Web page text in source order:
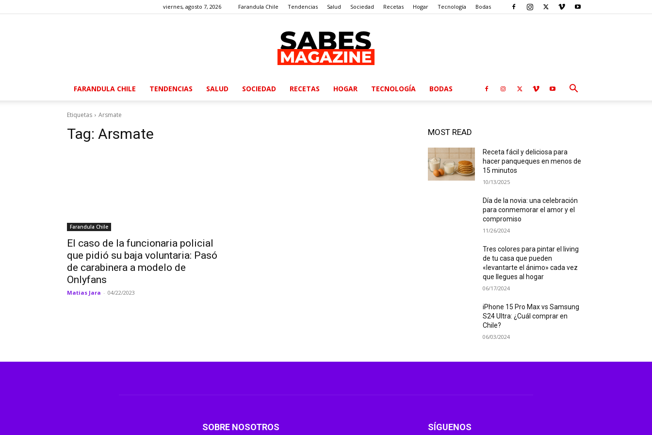
viernes, agosto 7, 2026 Farandula Chile Tendencias Salud Sociedad Recetas Hogar Tecnología Bodas
FARANDULA CHILE TENDENCIAS SALUD SOCIEDAD RECETAS HOGAR TECNOLOGÍA BODAS
Etiquetas Arsmate
Tag: Arsmate
Farandula Chile
El caso de la funcionaria policial
que pidió su baja voluntaria: Pasó
de carabinera a modelo de
Onlyfans
Matias Jara - 04/22/2023
MOST READ
Receta fácil y deliciosa para
hacer panqueques en menos de
15 minutos
10/13/2025
Día de la novia: una celebración
para conmemorar el amor y el
compromiso
11/26/2024
Tres colores para pintar el living
de tu casa que pueden
«levantarte el ánimo» cada vez
que llegues al hogar
06/17/2024
iPhone 15 Pro Max vs Samsung
S24 Ultra: ¿Cuál comprar en
Chile?
06/03/2024
SOBRE NOSOTROS SÍGUENOS